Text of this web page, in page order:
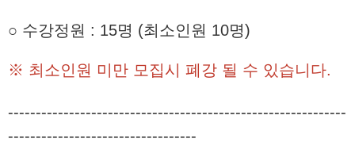
○ 수강정원 : 15명 (최소인원 10명)
※ 최소인원 미만 모집시 폐강 될 수 있습니다.
-------------------------------------------------------------
----------------------------------